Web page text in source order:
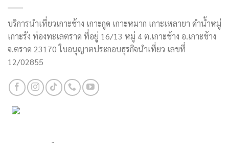
บริการนำเที่ยวเกาะช้าง เกาะกูด เกาะหมาก เกาะเหลายา ดำน้ำหมู่
เกาะรัง ท่องทะเลตราด ที่อยู่ 16/13 หมู่ 4 ต.เกาะช้าง อ.เกาะช้าง
จ.ตราด 23170 ใบอนุญาตประกอบธุรกิจนำเที่ยว เลขที่
12/02855